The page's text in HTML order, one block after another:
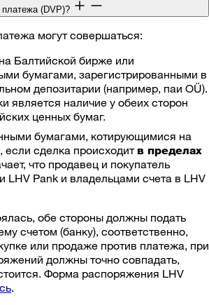
платежа (DVP)?
могут совершаться:
Балтийской бирже или
бумагами, зарегистрированными в
депозитарии (например, паи OÜ).
является наличие у обеих сторон
ценных бумаг.
бумагами, котирующимися на
если сделка происходит в пределах
что продавец и покупатель
LHV Pank и владельцами счета в LHV
обе стороны должны подать
счетом (банку), соответственно,
или продаже против платежа, при
должны точно совпадать,
Форма распоряжения LHV
.